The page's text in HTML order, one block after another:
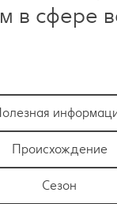
в сфере
Происхождение
Сезон